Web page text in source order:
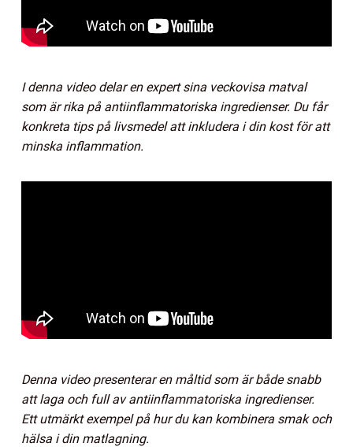
I denna video delar en expert sina veckovisa matval
som är rika på antiinflammatoriska ingredienser. Du får
konkreta tips på livsmedel att inkludera i din kost för att
minska inflammation.
Denna video presenterar en måltid som är både snabb
att laga och full av antiinflammatoriska ingredienser.
Ett utmärkt exempel på hur du kan kombinera smak och
hälsa i din matlagning.